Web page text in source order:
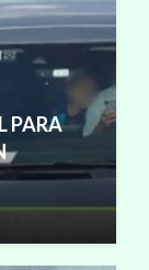
PARA